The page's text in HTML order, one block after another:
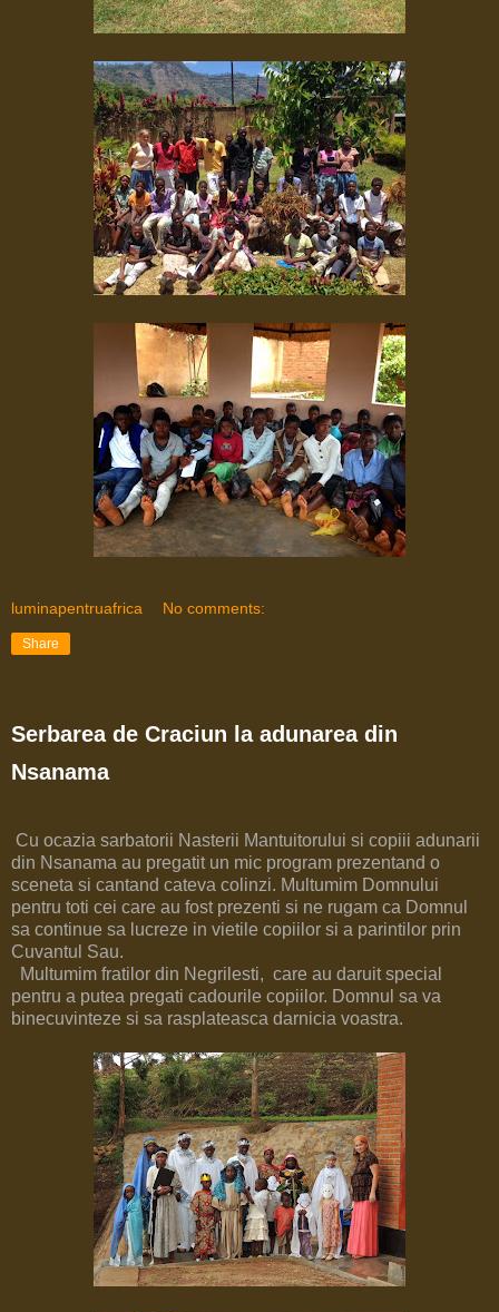
luminapentruafrica No comments:
Share
Serbarea de Craciun la adunarea din
Nsanama
Cu ocazia sarbatorii Nasterii Mantuitorului si copiii adunarii
din Nsanama au pregatit un mic program prezentand o
sceneta si cantand cateva colinzi. Multumim Domnului
pentru toti cei care au fost prezenti si ne rugam ca Domnul
sa continue sa lucreze in vietile copiilor si a parintilor prin
Cuvantul Sau.
Multumim fratilor din Negrilesti, care au daruit special
pentru a putea pregati cadourile copiilor. Domnul sa va
binecuvinteze si sa rasplateasca darnicia voastra.